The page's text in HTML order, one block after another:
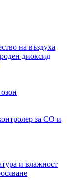
на въздуха
диоксид
за CO и
и влажност